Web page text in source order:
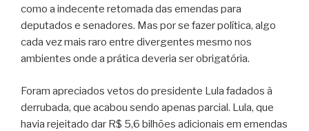
como a indecente retomada das emendas para
deputados e senadores. Mas por se fazer política, algo
cada vez mais raro entre divergentes mesmo nos
ambientes onde a prática deveria ser obrigatória.
Foram apreciados vetos do presidente Lula fadados à
derrubada, que acabou sendo apenas parcial. Lula, que
havia rejeitado dar R$ 5,6 bilhões adicionais em emendas